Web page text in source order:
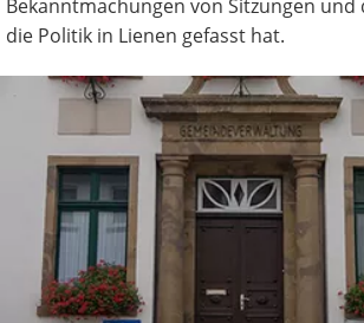
Bekanntmachungen von Sitzungen und
die Politik in Lienen gefasst hat.